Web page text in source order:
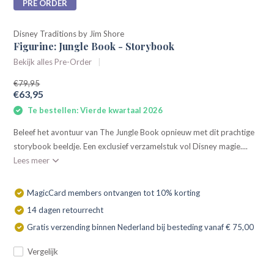
PRE ORDER
Disney Traditions by Jim Shore
Figurine: Jungle Book - Storybook
Bekijk alles Pre-Order
€79,95
€63,95
Te bestellen: Vierde kwartaal 2026
Beleef het avontuur van The Jungle Book opnieuw met dit prachtige
storybook beeldje. Een exclusief verzamelstuk vol Disney magie....
Lees meer
MagicCard members ontvangen tot 10% korting
14 dagen retourrecht
Gratis verzending binnen Nederland bij besteding vanaf € 75,00
Vergelijk